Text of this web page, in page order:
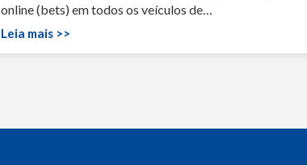
online (bets) em todos os veículos de…
Leia mais >>